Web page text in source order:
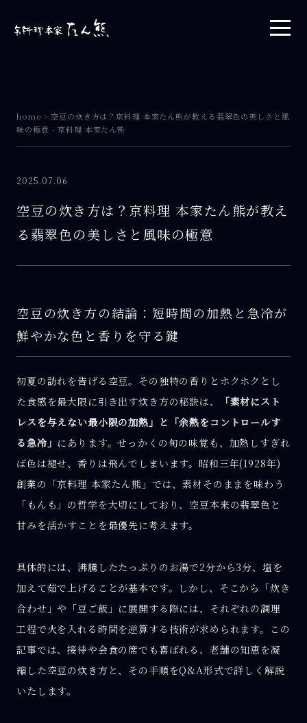
home >空豆の炊き方は？京料理 本家たん熊が教える翡翠色の美しさと風
味の極意 - 京料理 本家たん熊
2025.07.06
空豆の炊き方は？京料理 本家たん熊が教え
る翡翠色の美しさと風味の極意
空豆の炊き方の結論：短時間の加熱と急冷が
鮮やかな色と香りを守る鍵
初夏の訪れを告げる空豆。その独特の香りとホクホクとし
た食感を最大限に引き出す炊き方の秘訣は、
「素材にスト
レスを与えない最小限の加熱」と「余熱をコントロールす
る急冷」 にあります。せっかくの旬の味覚も、加熱しすぎれ
ば色は褪せ、香りは飛んでしまいます。昭和三年(1928年)
創業の「京料理 本家たん熊」では、素材そのままを味わう
「もんも」の哲学を大切にしており、空豆本来の翡翠色と
甘みを活かすことを最優先に考えます。
具体的には、沸騰したたっぷりのお湯で2分から3分、塩を
加えて茹で上げることが基本です。しかし、そこから「炊き
合わせ」や「豆ご飯」に展開する際には、それぞれの調理
工程で火を入れる時間を逆算する技術が求められます。この
記事では、接待や会食の席でも喜ばれる、老舗の知恵を凝
縮した空豆の炊き方と、その手順をQ&A形式で詳しく解説
いたします。